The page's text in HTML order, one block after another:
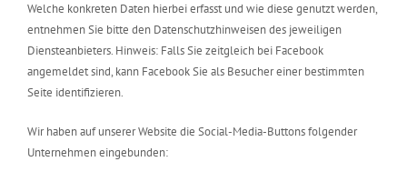
Welche konkreten Daten hierbei erfasst und wie diese genutzt werden,
entnehmen Sie bitte den Datenschutzhinweisen des jeweiligen
Diensteanbieters. Hinweis: Falls Sie zeitgleich bei Facebook
angemeldet sind, kann Facebook Sie als Besucher einer bestimmten
Seite identifizieren.
Wir haben auf unserer Website die Social-Media-Buttons folgender
Unternehmen eingebunden: